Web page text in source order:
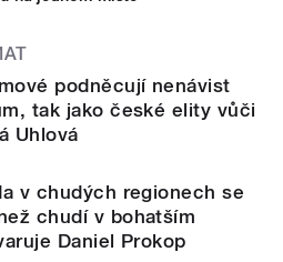
podněcují nenávist
tak jako české elity vůči
Uhlová
v chudých regionech se
chudí v bohatším
Daniel Prokop